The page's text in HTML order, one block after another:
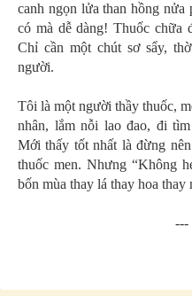
canh ngọn lửa than hồng
có mà dễ dàng! Thuốc chữa
Chỉ cần một chút sơ sẩy,
người.
Tôi là một người thầy thuốc,
nhân, lắm nỗi lao đao, đi
Mới thấy tốt nhất là đừng
thuốc men. Nhưng “Không
bốn mùa thay lá thay hoa thay
---